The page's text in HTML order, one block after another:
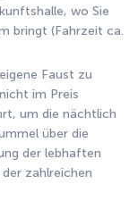
wo Sie
bringt (Fahrzeit ca.
Faust zu
im Preis
um die nächtlich
über die
der lebhaften
zahlreichen